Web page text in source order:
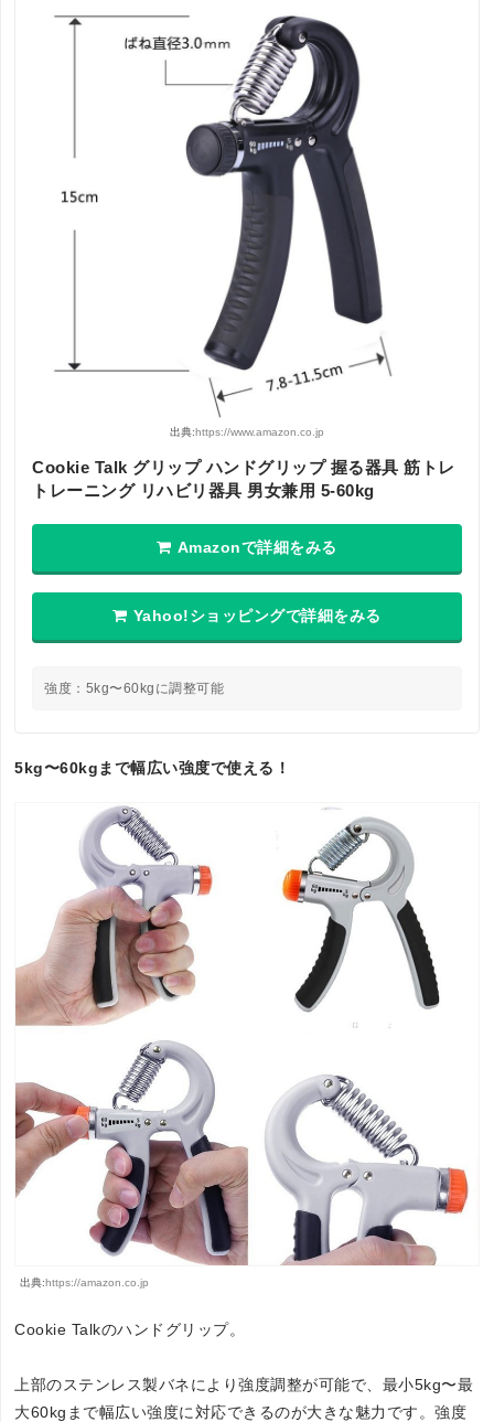
出典:https://www.amazon.co.jp
Cookie Talk グリップ ハンドグリップ 握る器具 筋トレ
トレーニング リハビリ器具 男女兼用 5-60kg
Amazonで詳細をみる
Yahoo!ショッピングで詳細をみる
強度：5kg〜60kgに調整可能
5kg〜60kgまで幅広い強度で使える！
出典:https://amazon.co.jp
Cookie Talkのハンドグリップ。
上部のステンレス製バネにより強度調整が可能で、最小5kg〜最
大60kgまで幅広い強度に対応できるのが大きな魅力です。強度